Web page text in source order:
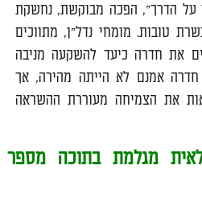
על הדרך", הפכה מבוקשת, נחשקת
טובות. מומחי נדל"ן, מתווכים
את חדרה כיעד להשקעה מניבה
אמנם לא הייתה מהירה, אך
את הצמיחה מעוררת ההשראה
מגלמת בתוכה מספר